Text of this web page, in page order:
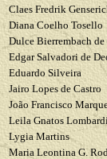
Claes Fredrik
Diana CoelhoTosello
Dulce Bierrembach de
EdgarSalvadoride
Eduardo Silveira
Jairo Lopes de Castro
João Francisco
Leila Gnatos
Lygia Martins
Maria LeontinaG.